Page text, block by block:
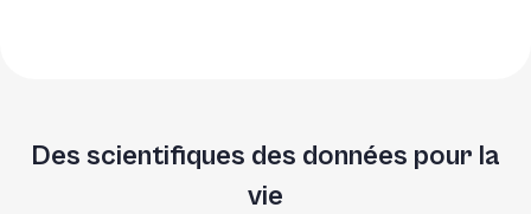
Des scientifiques des données pour la
vie